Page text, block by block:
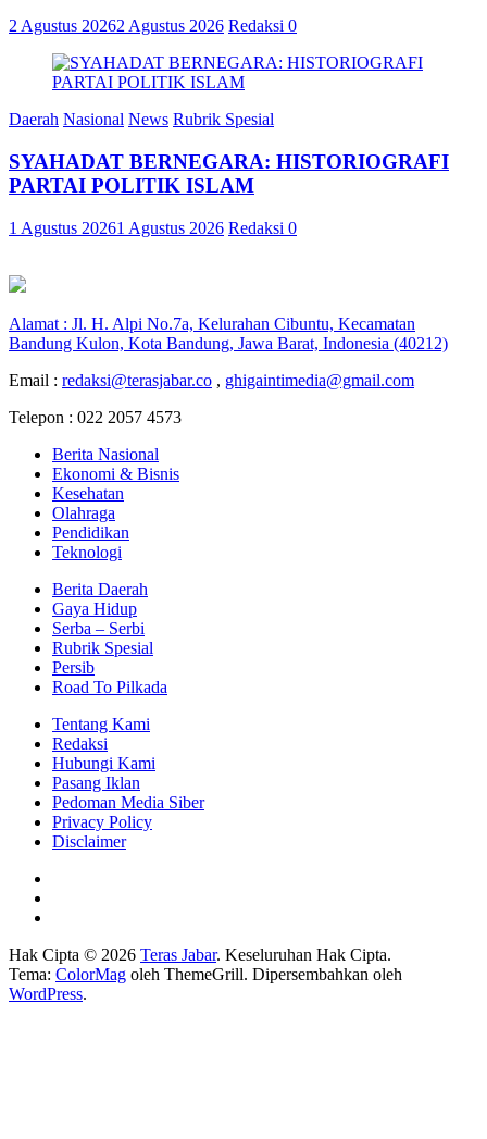
2 Agustus 20262 Agustus 2026 Redaksi 0
Daerah Nasional News Rubrik Spesial
SYAHADAT BERNEGARA: HISTORIOGRAFI
PARTAI POLITIK ISLAM
1 Agustus 20261 Agustus 2026 Redaksi 0
Alamat : Jl. H. Alpi No.7a, Kelurahan Cibuntu, Kecamatan
Bandung Kulon, Kota Bandung, Jawa Barat, Indonesia (40212)
Email : redaksi@terasjabar.co , ghigaintimedia@gmail.com
Telepon : 022 2057 4573
Berita Nasional
Ekonomi & Bisnis
Kesehatan
Olahraga
Pendidikan
Teknologi
Berita Daerah
Gaya Hidup
Serba – Serbi
Rubrik Spesial
Persib
Road To Pilkada
Tentang Kami
Redaksi
Hubungi Kami
Pasang Iklan
Pedoman Media Siber
Privacy Policy
Disclaimer
Hak Cipta © 2026 Teras Jabar. Keseluruhan Hak Cipta.
Tema: ColorMag oleh ThemeGrill. Dipersembahkan oleh
WordPress.